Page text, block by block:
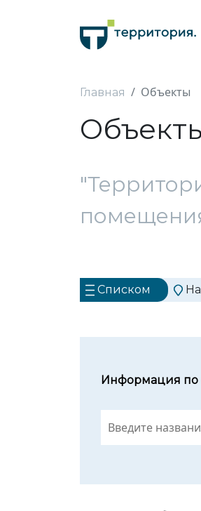
Главная Объекты
Списком
Информация